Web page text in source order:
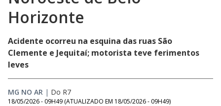
Horizonte
Acidente ocorreu na esquina das ruas São
Clemente e Jequitaí; motorista teve ferimentos
leves
MG NO AR | Do R7
18/05/2026 - 09H49 (ATUALIZADO EM 18/05/2026 - 09H49)